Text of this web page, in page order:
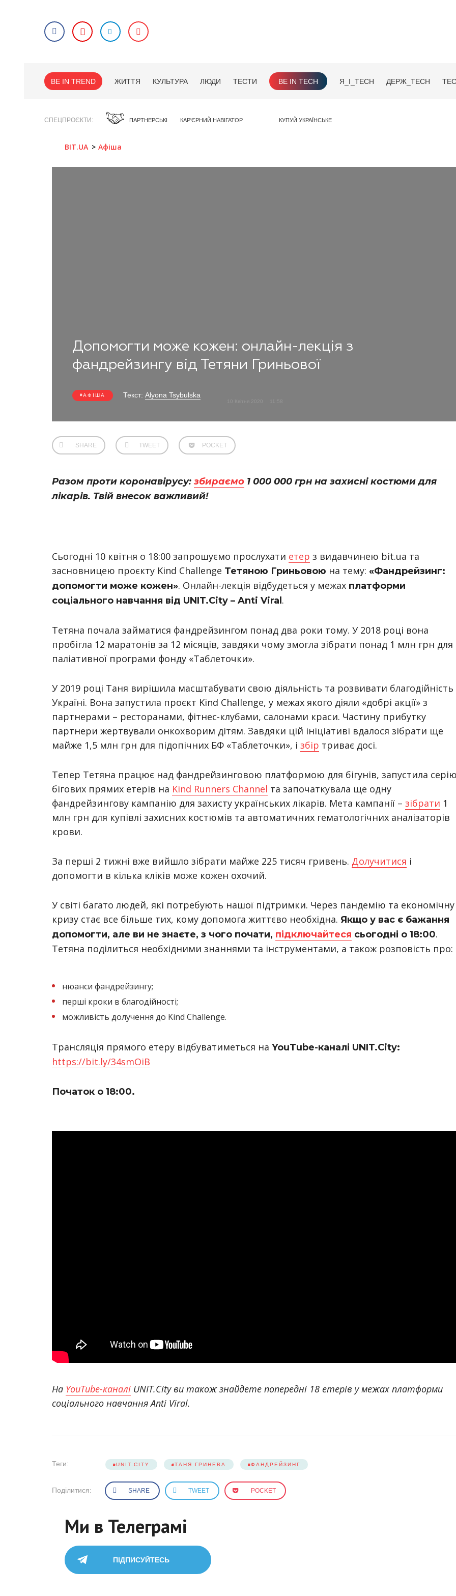
BE IN TREND ЖИТТЯ КУЛЬТУРА ЛЮДИ ТЕСТИ BE IN TECH Я_І_TECH ДЕРЖ_TECH
СПЕЦПРОЄКТИ ПАРТНЕРСЬКІ КАР'ЄРНИЙ НАВІГАТОР КУПУЙ УКРАЇНСЬКЕ
BIT.UA Афіша
Допомогти може кожен: онлайн-лекція з
фандрейзингу від Тетяни Гриньової
АФІША Текст: Alyona Tsybulska
SHARE TWEET POCKET
Разом проти коронавірусу:збираємо 1 000 000 грн на захисні костюми для
лікарів. Твій внесок важливий!
Сьогодні 10 квітня о 18:00 запрошуємо прослухати етер з видавчинею bit.ua та
засновницею проєкту Kind Challenge Тетяною Гриньовою на тему: «Фандрейзинг:
допомогти може кожен». Онлайн-лекція відбудеться у межах платформи
соціального навчання від UNIT.City – Anti Viral .
Тетяна почала займатися фандрейзингом понад два роки тому. У 2018 році вона
пробігла 12 маратонів за 12 місяців, завдяки чому змогла зібрати понад 1 млн грн для
паліативної програми фонду «Таблеточки».
У 2019 році Таня вирішила масштабувати свою діяльність та розвивати благодійність
Україні. Вона запустила проєкт Kind Challenge, у межах якого діяли «добрі акції» з
партнерами – ресторанами, фітнес-клубами, салонами краси. Частину прибутку
партнери жертвували онкохворим дітям. Завдяки цій ініціативі вдалося зібрати ще
майже 1,5 млн грн для підопічних БФ «Таблеточки», і збір триває досі.
Тепер Тетяна працює над фандрейзинговою платформою для бігунів, запустила
бігових прямих етерів на Kind Runners Channel та започаткувала ще одну
фандрейзингову кампанію для захисту українських лікарів. Мета кампанії – зібрати 1
млн грн для купівлі захисних костюмів та автоматичних гематологічних аналізаторів
крови.
За перші 2 тижні вже вийшло зібрати майже 225 тисяч гривень. Долучитися і
допомогти в кілька кліків може кожен охочий.
У світі багато людей, які потребують нашої підтримки. Через пандемію та економічну
кризу стає все більше тих, кому допомога життєво необхідна. Якщо у вас є бажання
допомогти, але ви не знаєте, з чого почати, підключайтеся сьогодні о 18:00.
Тетяна поділиться необхідними знаннями та інструментами, а також розповість про:
нюанси фандрейзингу;
перші кроки в благодійності;
можливість долучення до Kind Challenge.
Трансляція прямого етеру відбуватиметься на YouTube-каналі UNIT.City:
https://bit.ly/34smOiB
Початок о 18:00.
На YouTube-каналі UNIT.City ви також знайдете попередні 18 етерів у межах платформи
соціального навчання Anti Viral.
Теги: UNIT.CITY ТАНЯ ГРИНЕВА ФАНДРЕЙЗИНГ
Поділитися: SHARE TWEET POCKET
Ми в Телеграмі
ПІДПИСУЙТЕСЬ